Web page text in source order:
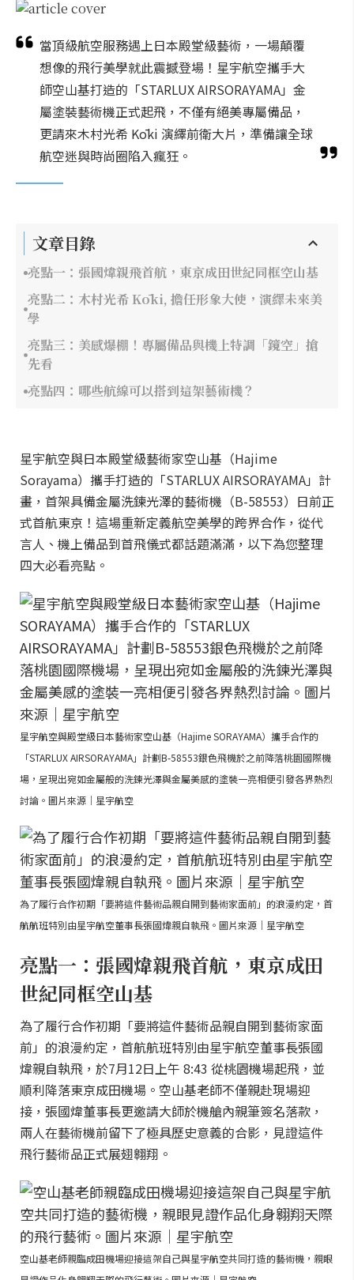
當頂級航空服務遇上日本殿堂級藝術，一場顛覆
想像的飛行美學就此震撼登場！星宇航空攜手大
師空山基打造的「STARLUX AIRSORAYAMA」金
屬塗裝藝術機正式起飛，不僅有絕美專屬備品，
更請來木村光希 Kōki 演繹前衛大片，準備讓全球
航空迷與時尚圈陷入瘋狂。
文章目錄
亮點一：張國煒親飛首航，東京成田世紀同框空山基
亮點二：木村光希 Kōki, 擔任形象大使，演繹未來美
學
亮點三：美感爆棚！專屬備品與機上特調「鏡空」搶
先看
亮點四：哪些航線可以搭到這架藝術機？
星宇航空與日本殿堂級藝術家空山基（Hajime
Sorayama）攜手打造的「STARLUX AIRSORAYAMA」計
畫，首架具備金屬洗鍊光澤的藝術機（B-58553）日前正
式首航東京！這場重新定義航空美學的跨界合作，從代
言人、機上備品到首飛儀式都話題滿滿，以下為您整理
四大必看亮點。
星宇航空與殿堂級日本藝術家空山基（Hajime SORAYAMA）攜手合作的
「STARLUX AIRSORAYAMA」計劃B-58553銀色飛機於之前降落桃園國際機
場，呈現出宛如金屬般的洗鍊光澤與金屬美感的塗裝一亮相便引發各界熱烈
討論。圖片來源｜星宇航空
為了履行合作初期「要將這件藝術品親自開到藝術家面前」的浪漫約定，首
航航班特別由星宇航空董事長張國煒親自執飛。圖片來源｜星宇航空
亮點一：張國煒親飛首航，東京成田
世紀同框空山基
為了履行合作初期「要將這件藝術品親自開到藝術家面
前」的浪漫約定，首航航班特別由星宇航空董事長張國
煒親自執飛，於7月12日上午 8:43 從桃園機場起飛，並
順利降落東京成田機場。空山基老師不僅親赴現場迎
接，張國煒董事長更邀請大師於機艙內親筆簽名落款，
兩人在藝術機前留下了極具歷史意義的合影，見證這件
飛行藝術品正式展翅翱翔。
空山基老師親臨成田機場迎接這架自己與星宇航空共同打造的藝術機，親眼